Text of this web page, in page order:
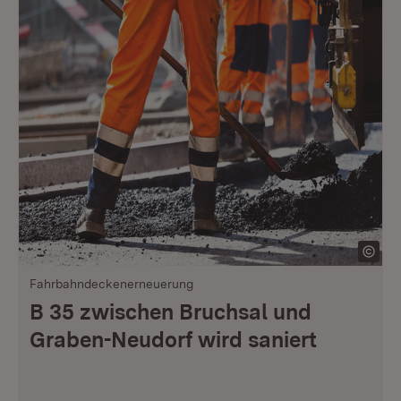
Fahrbahndeckenerneuerung
B 35 zwischen Bruchsal und
Graben-Neudorf wird saniert